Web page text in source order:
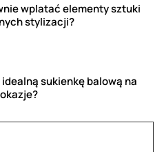
wplatać elementy sztuki
stylizacji?
sukienkę balową na